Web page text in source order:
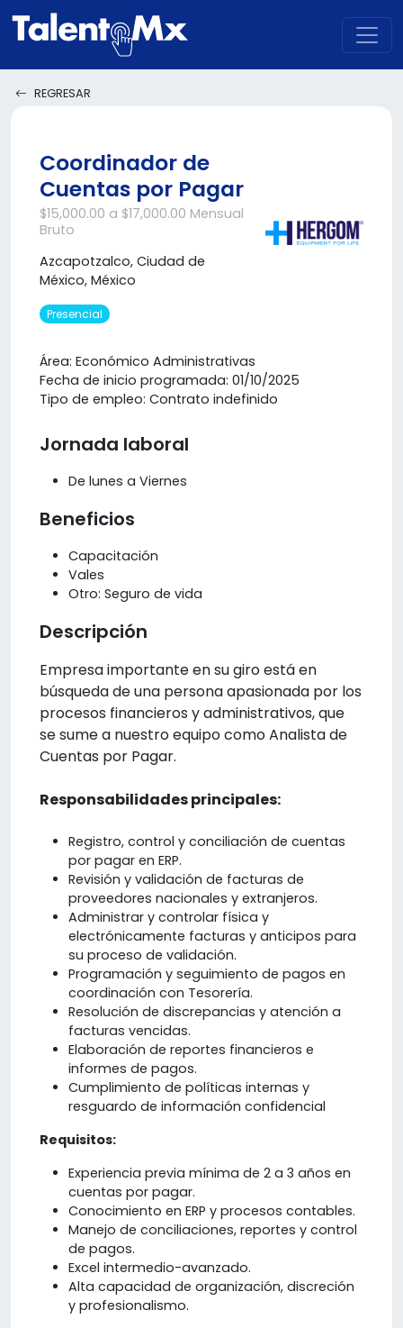
REGRESAR
Coordinador de
Cuentas por Pagar
$15,000.00 a $17,000.00 Mensual
Bruto
Azcapotzalco, Ciudad de
México, México
Presencial
Área: Económico Administrativas
Fecha de inicio programada: 01/10/2025
Tipo de empleo: Contrato indefinido
Jornada laboral
De lunes a Viernes
Beneficios
Capacitación
Vales
Otro: Seguro de vida
Descripción
Empresa importante en su giro está en
búsqueda de una persona apasionada por los
procesos financieros y administrativos, que
se sume a nuestro equipo como Analista de
Cuentas por Pagar.
Responsabilidades principales:
Registro, control y conciliación de cuentas
por pagar en ERP.
Revisión y validación de facturas de
proveedores nacionales y extranjeros.
Administrar y controlar física y
electrónicamente facturas y anticipos para
su proceso de validación.
Programación y seguimiento de pagos en
coordinación con Tesorería.
Resolución de discrepancias y atención a
facturas vencidas.
Elaboración de reportes financieros e
informes de pagos.
Cumplimiento de políticas internas y
resguardo de información confidencial
Requisitos:
Experiencia previa mínima de 2 a 3 años en
cuentas por pagar.
Conocimiento en ERP y procesos contables.
Manejo de conciliaciones, reportes y control
de pagos.
Excel intermedio-avanzado.
Alta capacidad de organización, discreción
y profesionalismo.